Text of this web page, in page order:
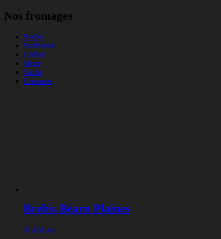
Nos fromages
Brebis
Bufflonne
Chèvre
Mixte
Vache
Crèmerie
Brebis Béarn Plaines
31,65€ /kg